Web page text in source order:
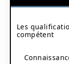
Les
compétent